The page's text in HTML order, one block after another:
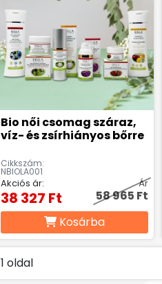
Bio női csomag száraz,
víz- és zsírhiányos bőrre
Cikkszám:
NBIOLA001
Akciós ár:
38 327 Ft
Ár
58 965 Ft
Kosárba
1 oldal